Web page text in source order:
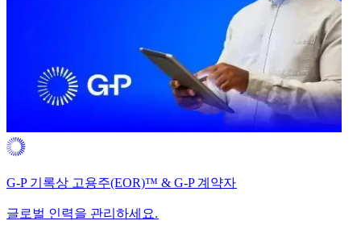
G-P 기록상 고용주(EOR)™ & G-P 계약자​​
글로벌 인력을 관리하세요.​​